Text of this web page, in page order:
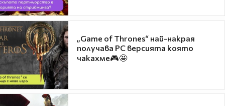
„Game of Thrones“ най-накрая
получава PC версията която
чакахме🎮🤩